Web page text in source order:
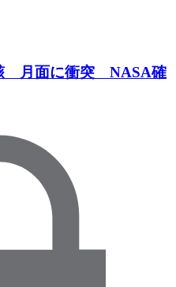
月面に衝突 NASA確